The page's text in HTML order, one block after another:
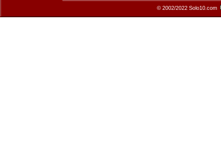
© 2002/2022 Solo10.com